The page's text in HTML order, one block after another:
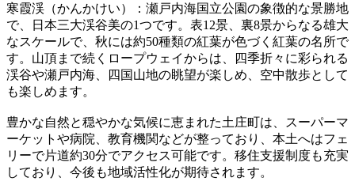
寒霞渓（かんかけい）：瀬戸内海国立公園の象徴的な景勝地
で、日本三大渓谷美の1つです。表12景、裏8景からなる雄大
なスケールで、秋には約50種類の紅葉が色づく紅葉の名所で
す。山頂まで続くロープウェイからは、四季折々に彩られる
渓谷や瀬戸内海、四国山地の眺望が楽しめ、空中散歩として
も楽しめます。
豊かな自然と穏やかな気候に恵まれた土庄町は、スーパーマ
ーケットや病院、教育機関などが整っており、本土へはフェ
リーで片道約30分でアクセス可能です。移住支援制度も充実
しており、今後も地域活性化が期待されます。